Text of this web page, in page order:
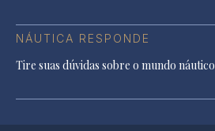
NÁUTICA RESPONDE
Tire suas dúvidas sobre o mundo náutico